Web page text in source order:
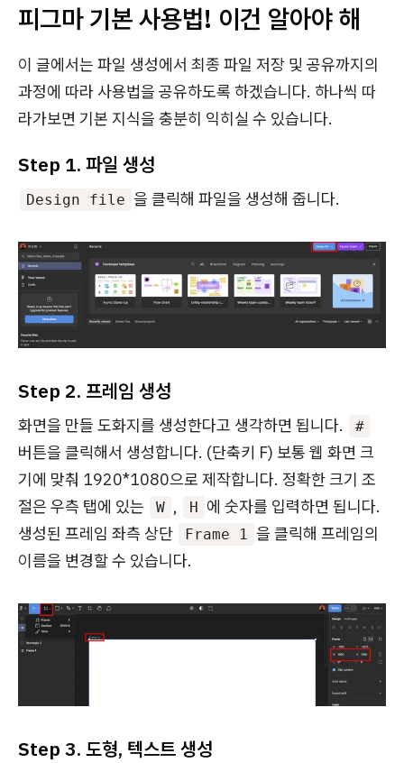
피그마 기본 사용법! 이건 알아야 해
이 글에서는 파일 생성에서 최종 파일 저장 및 공유까지의
과정에 따라 사용법을 공유하도록 하겠습니다. 하나씩 따
라가보면 기본 지식을 충분히 익히실 수 있습니다.
Step 1. 파일 생성
Design file 을 클릭해 파일을 생성해 줍니다.
Step 2. 프레임 생성
화면을 만들 도화지를 생성한다고 생각하면 됩니다. #
버튼을 클릭해서 생성합니다. (단축키 F) 보통 웹 화면 크
기에 맞춰 1920*1080으로 제작합니다. 정확한 크기 조
절은 우측 탭에 있는
W , H 에 숫자를 입력하면 됩니다.
생성된 프레임 좌측 상단
Frame 1
을 클릭해 프레임의
이름을 변경할 수 있습니다.
Step 3. 도형, 텍스트 생성